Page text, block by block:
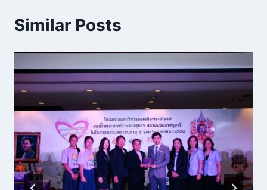
Similar Posts